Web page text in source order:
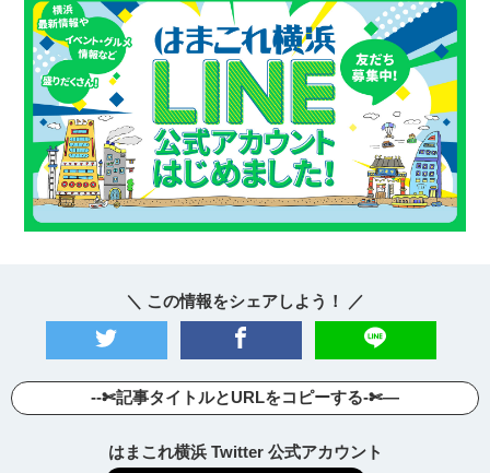
＼ この情報をシェアしよう！ ／
--✄記事タイトルとURLをコピーする-✄—
はまこれ横浜 Twitter 公式アカウント